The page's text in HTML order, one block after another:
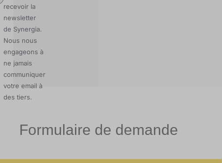
recevoir la
newsletter
de Synergia.
Nous nous
engageons à
ne jamais
communiquer
votre email à
des tiers.